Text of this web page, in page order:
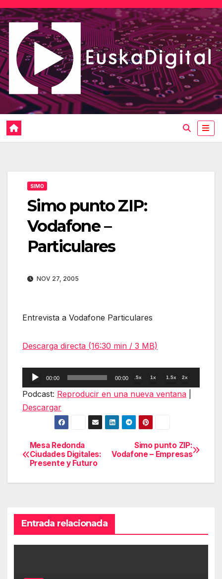
Saltar
al
contenido
SIMO
Simo punto ZIP:
Vodafone –
Particulares
NOV 27, 2005
Entrevista a Vodafone Particulares
Descarga directa (16:30 min / 3 MB)
Reproductor
de
00:00 00:00 .5x 1x 1.5x 2x
Podcast: Reproducir en una nueva ventana
Descargar
Navegación
de
Simo punto ZIP:
Vodafone – Empresas
Mesa Redonda
Ciudades Digitales:
Presente y Futuro
Entrada relacionada